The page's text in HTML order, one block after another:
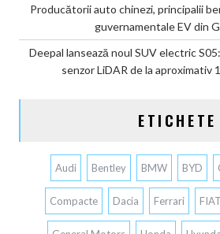
Producătorii auto chinezi, principalii
guvernamentale EV din
Deepal lansează noul SUV electric
senzor LiDAR de la aproximativ
ETICHETE
Audi Bentley BMW BYD
Compacte Dacia Ferrari FIAT